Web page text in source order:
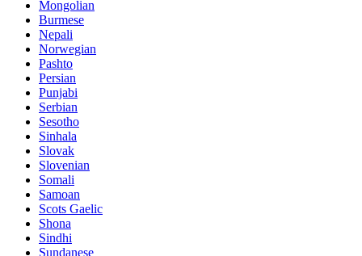
Mongolian
Burmese
Nepali
Norwegian
Pashto
Persian
Punjabi
Serbian
Sesotho
Sinhala
Slovak
Slovenian
Somali
Samoan
Scots Gaelic
Shona
Sindhi
Sundanese